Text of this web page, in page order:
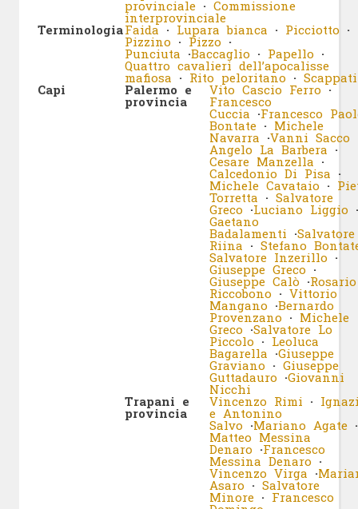
provinciale· Commissione
interprovinciale
TerminologiaFaida· Lupara bianca · Picciotto ·
Pizzino · Pizzo ·
Punciuta ·Baccaglio · Papello ·
Quattro cavalieri dell’apocalisse
mafiosa · Rito peloritano · Scappati
Capi Palermo e
provincia
Vito Cascio Ferro ·
Francesco
Cuccia ·Francesco
Bontate· Michele
Navarra ·Vanni Sacco
Angelo La Barbera ·
Cesare Manzella ·
Calcedonio Di Pisa ·
Michele Cavataio ·
Torretta · Salvatore
Greco ·Luciano Liggio ·
Gaetano
Badalamenti ·Salvatore
Riina · Stefano
Salvatore Inzerillo ·
Giuseppe Greco ·
Giuseppe Calò ·Rosario
Riccobono · Vittorio
Mangano ·Bernardo
Provenzano · Michele
Greco ·Salvatore Lo
Piccolo · Leoluca
Bagarella ·Giuseppe
Graviano · Giuseppe
Guttadauro ·Giovanni
Nicchi
Trapani e
provincia
Vincenzo Rimi ·
e Antonino
Salvo ·Mariano Agate·
Matteo Messina
Denaro ·Francesco
Messina Denaro ·
Vincenzo Virga ·
Asaro · Salvatore
Minore· Francesco